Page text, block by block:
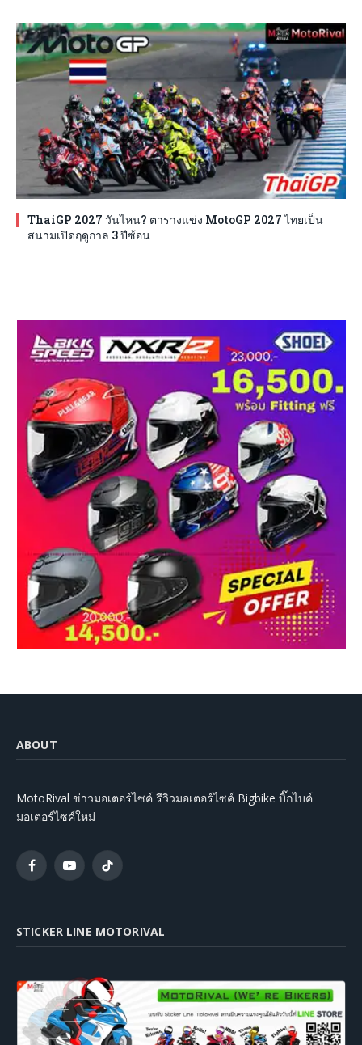
ThaiGP 2027 วันไหน? ตารางแข่ง MotoGP 2027 ไทยเป็น
สนามเปิดฤดูกาล 3 ปีซ้อน
ABOUT
MotoRival ข่าวมอเตอร์ไซค์ รีวิวมอเตอร์ไซค์ Bigbike บิ๊กไบค์
มอเตอร์ไซค์ใหม่
FacebookYouTubeTikTok
STICKER LINE MOTORIVAL